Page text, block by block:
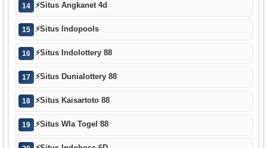
14 ⚡Situs Angkanet 4d
15 ⚡Situs Indopools
16 ⚡Situs Indolottery 88
17 ⚡Situs Dunialottery 88
18 ⚡Situs Kaisartoto 88
19 ⚡Situs Wla Togel 88